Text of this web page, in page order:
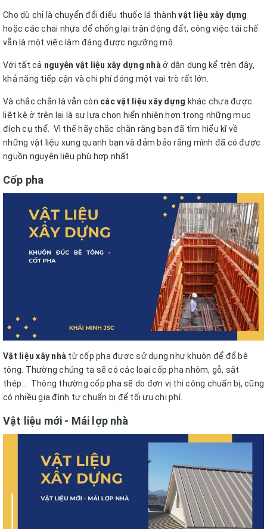
Cho dù chỉ là chuyển đổi điếu thuốc lá thànhvật liệu xây dựng
hoặc các chai nhựa để chống lại trận động đất, công việc tái chế
vẫn là một việc làm đáng được ngưỡng mộ.
Với tất cả nguyên vật liệu xây dựng nhàở dân dụng kể trên đây,
khả năng tiếp cận và chi phí đóng một vai trò rất lớn.
Và chắc chắn là vẫn còn các vật liệu xây dựng khác chưa được
liệt kê ở trên lại là sự lựa chọn hiển nhiên hơn trong những mục
đích cụ thể. Vì thế hãy chắc chắn rằng bạn đã tìm hiểu kĩ về
những vật liệu xung quanh bạn và đảm bảo rằng mình đã có được
nguồn nguyên liệu phù hợp nhất.
Cốp pha
Vật liệu xây nhà từ cốp pha được sử dụng như khuôn để đổ bê
tông. Thường chúng ta sẽ có các loại cốp pha nhôm, gỗ, sắt
thép…
Thông thường cốp pha sẽ do đơn vị thi công chuẩn bị, cũng
có nhiều gia đình tự chuẩn bị để tối ưu chi phí.
Vật liệu mới - Mái lợp nhà